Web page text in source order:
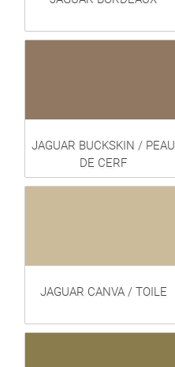
JAGUAR BUCKSKIN / PEAU
DE CERF
JAGUAR CANVA / TOILE